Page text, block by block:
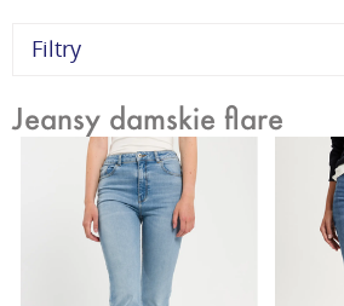
Odzież damska
Basic damski
Komplety damskie
Odzież męska
Basic męski
Premium Line
Filtry
Jeansy damskie flare